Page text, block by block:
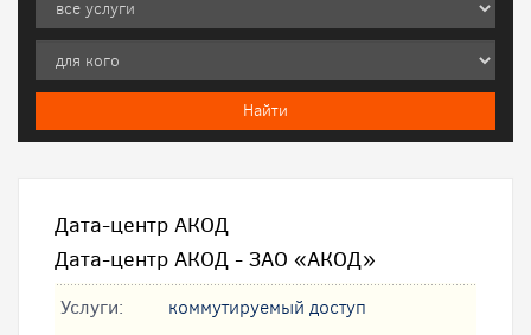
Дата-центр АКОД
Дата-центр АКОД - ЗАО «АКОД»
Услуги: коммутируемый доступ